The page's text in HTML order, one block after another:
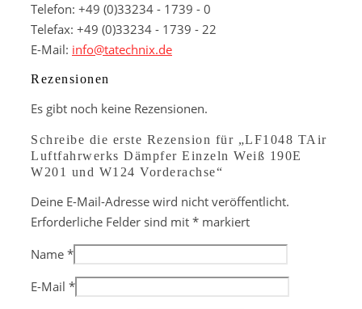
Telefon: +49 (0)33234 - 1739 - 0
Telefax: +49 (0)33234 - 1739 - 22
E-Mail: info@tatechnix.de
Rezensionen
Es gibt noch keine Rezensionen.
Schreibe die erste Rezension für „LF1048 TAir
Luftfahrwerks Dämpfer Einzeln Weiß 190E
W201 und W124 Vorderachse“
Deine E-Mail-Adresse wird nicht veröffentlicht.
Erforderliche Felder sind mit * markiert
Name *
E-Mail *